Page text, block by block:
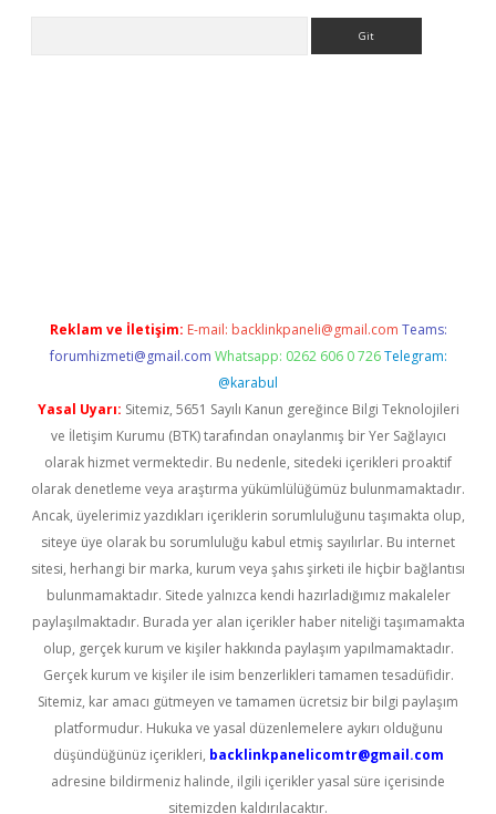
Reklam ve İletişim: E-mail: backlinkpaneli@gmail.com Teams:
forumhizmeti@gmail.com Whatsapp: 0262 606 0 726 Telegram:
@karabul
Yasal Uyarı: Sitemiz, 5651 Sayılı Kanun gereğince Bilgi Teknolojileri
ve İletişim Kurumu (BTK) tarafından onaylanmış bir Yer Sağlayıcı
olarak hizmet vermektedir. Bu nedenle, sitedeki içerikleri proaktif
olarak denetleme veya araştırma yükümlülüğümüz bulunmamaktadır.
Ancak, üyelerimiz yazdıkları içeriklerin sorumluluğunu taşımakta olup,
siteye üye olarak bu sorumluluğu kabul etmiş sayılırlar. Bu internet
sitesi, herhangi bir marka, kurum veya şahıs şirketi ile hiçbir bağlantısı
bulunmamaktadır. Sitede yalnızca kendi hazırladığımız makaleler
paylaşılmaktadır. Burada yer alan içerikler haber niteliği taşımamakta
olup, gerçek kurum ve kişiler hakkında paylaşım yapılmamaktadır.
Gerçek kurum ve kişiler ile isim benzerlikleri tamamen tesadüfidir.
Sitemiz, kar amacı gütmeyen ve tamamen ücretsiz bir bilgi paylaşım
platformudur. Hukuka ve yasal düzenlemelere aykırı olduğunu
düşündüğünüz içerikleri, backlinkpanelicomtr@gmail.com
adresine bildirmeniz halinde, ilgili içerikler yasal süre içerisinde
sitemizden kaldırılacaktır.